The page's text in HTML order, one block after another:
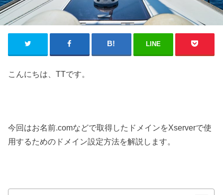
LINE
こんにちは、TTです。
今回はお名前.comなどで取得したドメインをXserverで使
用するためのドメイン設定方法を解説します。